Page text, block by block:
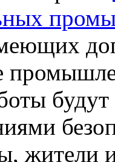
жители